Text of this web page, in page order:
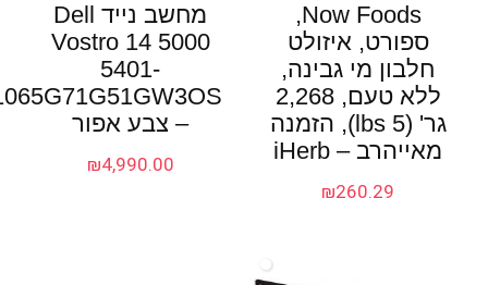
Now Foods‏,
ספורט, איזולט
חלבון מי גבינה,
ללא טעם, 2,268
גר' (5 lbs), הזמנה
מאייהרב – iHerb
₪260.29
מחשב נייד Dell
Vostro 14 5000
5401-
– צבע אפור
₪4,990.00